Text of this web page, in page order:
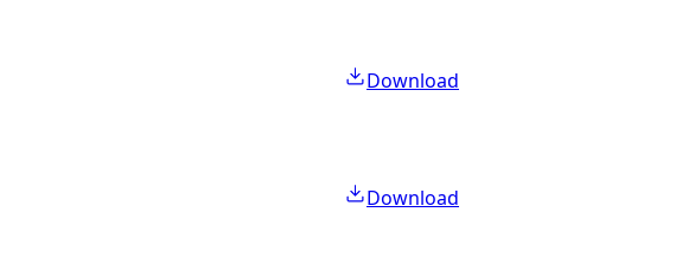
Download
Download